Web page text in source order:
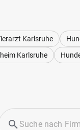
Karlsruhe
Karlsruhe